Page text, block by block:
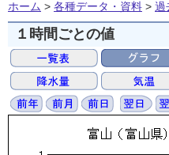
ホーム > 各種データ・資料 > 過
１時間ごとの値